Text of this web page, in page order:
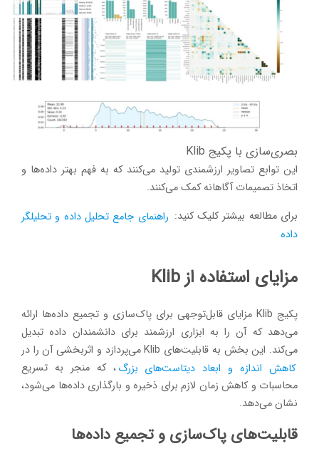
بصری‌سازی با پکیج Klib
این توابع تصاویر ارزشمندی تولید می‌کنند که به فهم بهتر داده‌ها و
اتخاذ تصمیمات آگاهانه کمک می‌کنند.
برای مطالعه بیشتر کلیک کنید: راهنمای جامع تحلیل داده و تحلیلگر
داده
مزایای استفاده از Klib
پکیج Klib مزایای قابل‌توجهی برای پاک‌سازی و تجمیع داده‌ها ارائه
می‌دهد که آن را به ابزاری ارزشمند برای دانشمندان داده تبدیل
می‌کند. این بخش به قابلیت‌های Klib می‌پردازد و اثربخشی آن را در
کاهش اندازه و ابعاد دیتاست‌های بزرگ، که منجر به تسریع
محاسبات و کاهش زمان لازم برای ذخیره و بارگذاری داده‌ها می‌شود،
نشان می‌دهد.
قابلیت‌های پاک‌سازی و تجمیع داده‌ها